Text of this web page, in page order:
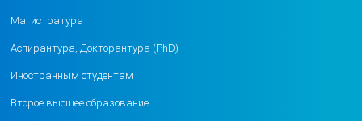
Магистратура
Аспирантура, Докторантура (PhD)
Иностранным студентам
Второе высшее образование